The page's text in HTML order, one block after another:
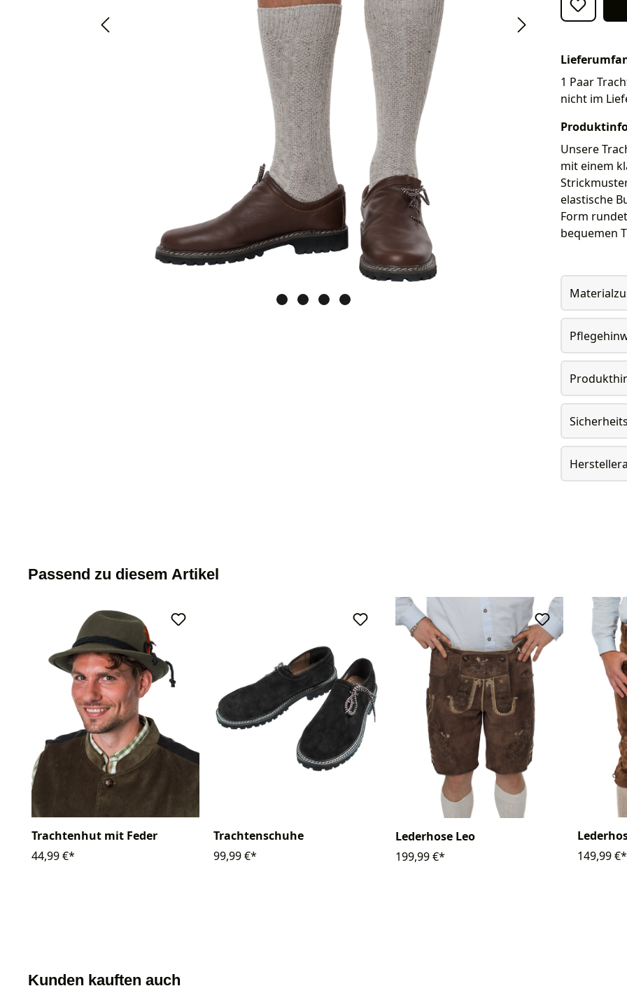
1 Paar
nicht im
Unsere
mit einem
elastische
Form
bequemen
Passend zu diesem Artikel
Trachtenhut mit Feder
44,99 €*
Trachtenschuhe
99,99 €*
Lederhose Leo
199,99 €*
149,99 €*
Kunden kauften auch